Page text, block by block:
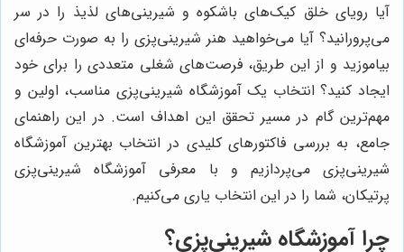
آیا رویای خلق کیک‌های باشکوه و شیرینی‌های لذیذ را در سر
می‌پرورانید؟ آیا می‌خواهید هنر شیرینی‌پزی را به صورت حرفه‌ای
بیاموزید و از این طریق، فرصت‌های شغلی متعددی را برای خود
ایجاد کنید؟ انتخاب یک آموزشگاه شیرینی‌پزی مناسب، اولین و
مهم‌ترین گام در مسیر تحقق این اهداف است. در این راهنمای
جامع، به بررسی فاکتورهای کلیدی در انتخاب بهترین آموزشگاه
شیرینی‌پزی می‌پردازیم و با معرفی آموزشگاه شیرینی‌پزی
پرتیکان، شما را در این انتخاب یاری می‌کنیم.
چرا آموزشگاه شیرینی‌پزی؟